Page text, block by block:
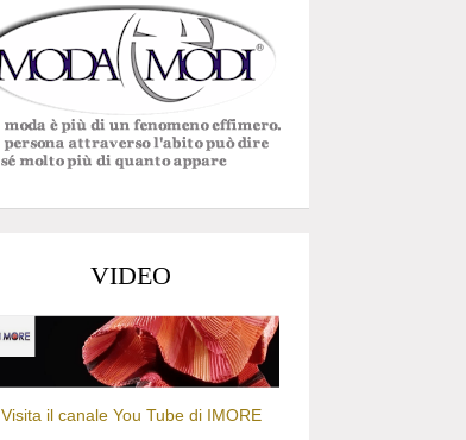
VIDEO
Visita il canale You Tube di IMORE